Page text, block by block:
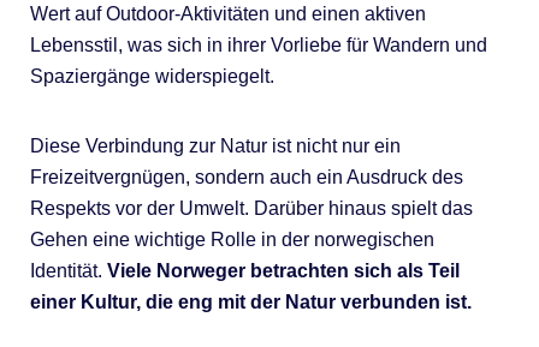
Wert auf Outdoor-Aktivitäten und einen aktiven
Lebensstil, was sich in ihrer Vorliebe für Wandern und
Spaziergänge widerspiegelt.
Diese Verbindung zur Natur ist nicht nur ein
Freizeitvergnügen, sondern auch ein Ausdruck des
Respekts vor der Umwelt. Darüber hinaus spielt das
Gehen eine wichtige Rolle in der norwegischen
Identität. Viele Norweger betrachten sich als Teil
einer Kultur, die eng mit der Natur verbunden ist.